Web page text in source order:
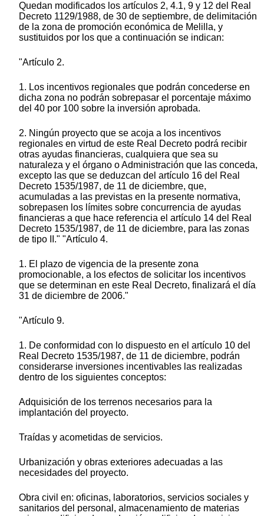
Quedan modificados los artículos 2, 4.1, 9 y 12 del Real
Decreto 1129/1988, de 30 de septiembre, de delimitación
de la zona de promoción económica de Melilla, y
sustituidos por los que a continuación se indican:
"Artículo 2.
1. Los incentivos regionales que podrán concederse en
dicha zona no podrán sobrepasar el porcentaje máximo
del 40 por 100 sobre la inversión aprobada.
2. Ningún proyecto que se acoja a los incentivos
regionales en virtud de este Real Decreto podrá recibir
otras ayudas financieras, cualquiera que sea su
naturaleza y el órgano o Administración que las conceda,
excepto las que se deduzcan del artículo 16 del Real
Decreto 1535/1987, de 11 de diciembre, que,
acumuladas a las previstas en la presente normativa,
sobrepasen los límites sobre concurrencia de ayudas
financieras a que hace referencia el artículo 14 del Real
Decreto 1535/1987, de 11 de diciembre, para las zonas
de tipo II." "Artículo 4.
1. El plazo de vigencia de la presente zona
promocionable, a los efectos de solicitar los incentivos
que se determinan en este Real Decreto, finalizará el día
31 de diciembre de 2006."
"Artículo 9.
1. De conformidad con lo dispuesto en el artículo 10 del
Real Decreto 1535/1987, de 11 de diciembre, podrán
considerarse inversiones incentivables las realizadas
dentro de los siguientes conceptos:
Adquisición de los terrenos necesarios para la
implantación del proyecto.
Traídas y acometidas de servicios.
Urbanización y obras exteriores adecuadas a las
necesidades del proyecto.
Obra civil en: oficinas, laboratorios, servicios sociales y
sanitarios del personal, almacenamiento de materias